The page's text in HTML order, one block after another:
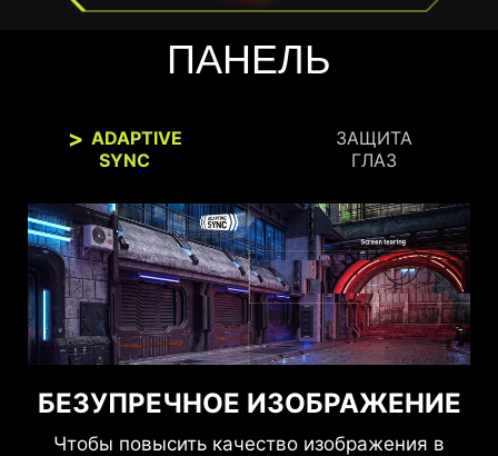
ПАНЕЛЬ
ADAPTIVE
SYNC
ЗАЩИТА
ГЛАЗ
БЕЗУПРЕЧНОЕ ИЗОБРАЖЕНИЕ
Чтобы повысить качество изображения в
ВИДЕТЬ ЧЕТКО, ВИДЕТЬ
КОМФОРТНО